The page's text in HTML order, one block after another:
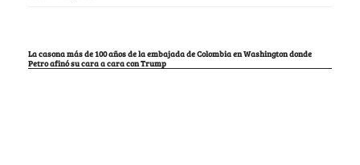
La casona más de 100 años de la embajada de Colombia en Washington donde
Petro afinó su cara a cara con Trump